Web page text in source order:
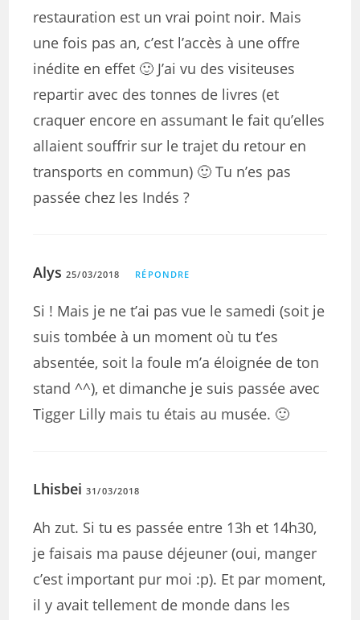
restauration est un vrai point noir. Mais
une fois pas an, c’est l’accès à une offre
inédite en effet 🙂 J’ai vu des visiteuses
repartir avec des tonnes de livres (et
craquer encore en assumant le fait qu’elles
allaient souffrir sur le trajet du retour en
transports en commun) 🙂 Tu n’es pas
passée chez les Indés ?
Alys 25/03/2018 RÉPONDRE
Si ! Mais je ne t’ai pas vue le samedi (soit je
suis tombée à un moment où tu t’es
absentée, soit la foule m’a éloignée de ton
stand ^^), et dimanche je suis passée avec
Tigger Lilly mais tu étais au musée. 🙂
Lhisbei 31/03/2018
Ah zut. Si tu es passée entre 13h et 14h30,
je faisais ma pause déjeuner (oui, manger
c’est important pur moi :p). Et par moment,
il y avait tellement de monde dans les